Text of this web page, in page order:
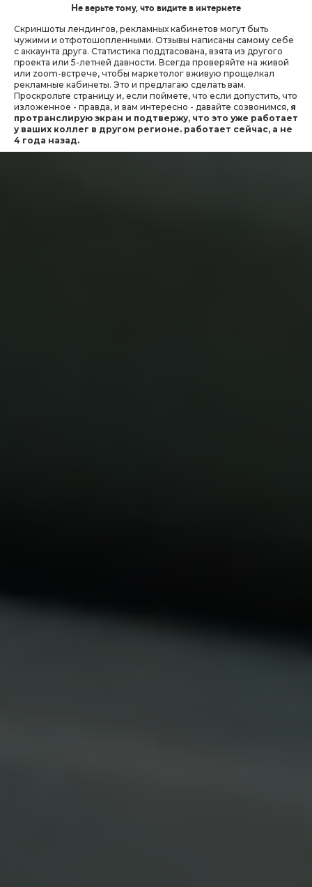
Не верьте тому, что видите в интернете
Скриншоты лендингов, рекламных кабинетов могут быть
чужими и отфотошопленными. Отзывы написаны самому себе
с аккаунта друга. Статистика поддтасована, взята из другого
проекта или 5-летней давности. Всегда проверяйте на живой
или zoom-встрече, чтобы маркетолог вживую прощелкал
рекламные кабинеты. Это и предлагаю сделать вам.
Проскрольте страницу и, если поймете, что если допустить, что
изложенное - правда, и вам интересно - давайте созвонимся, я
протранслирую экран и подтвержу, что это уже работает
у ваших коллег в другом регионе. работает сейчас, а не
4 года назад.